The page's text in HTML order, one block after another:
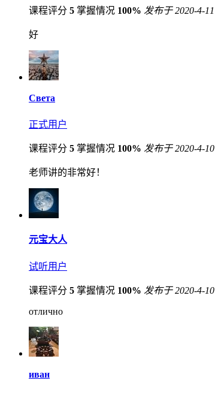
课程评分 5 掌握情况 100% 发布于 2020-4-11
好
Света
正式用户
课程评分 5 掌握情况 100% 发布于 2020-4-10
老师讲的非常好！
元宝大人
试听用户
课程评分 5 掌握情况 100% 发布于 2020-4-10
отлично
иван